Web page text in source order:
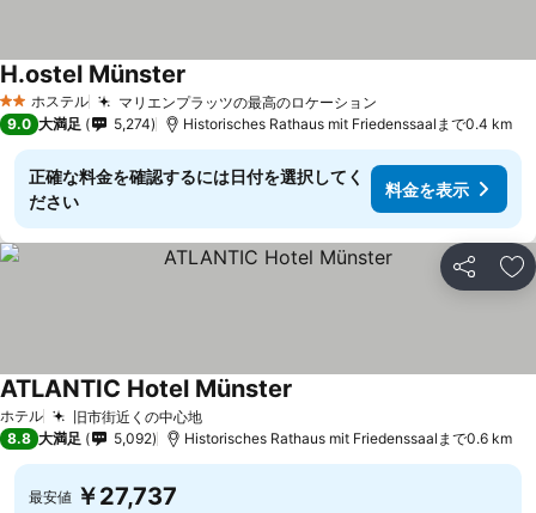
2 ホテルのランク
ホステル マリエンプラッツの最高のロケーション
H.ostel Münster
9.0 大満足 5,274 Historisches Rathaus mit Friedenssaalまで0.4 km
正確な料金を確認するには日付を選択してく
ださい
料金を表示
シェア お
ホテル 旧市街近くの中心地
ATLANTIC Hotel Münster
8.8 大満足 5,092 Historisches Rathaus mit Friedenssaalまで0.6 km
最安値 ￥27,737